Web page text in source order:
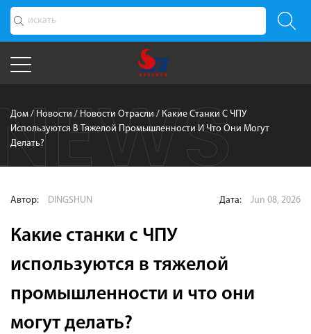
Дом / Новости / Новости Отрасли / Какие Станки С ЧПУ
Используются В Тяжелой Промышленности И Что Они Могут
Делать?
Автор: DINGSHUN Дата: Jun 08, 2026
Какие станки с ЧПУ
используются в тяжелой
промышленности и что они
могут делать?